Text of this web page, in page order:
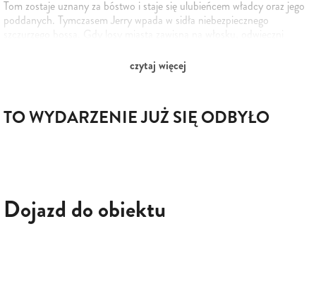
Tom zostaje uznany za bóstwo i staje się ulubieńcem władcy oraz jego
poddanych. Tymczasem Jerry wpada w sidła niebezpiecznego
czytaj więcej
TO WYDARZENIE JUŻ SIĘ ODBYŁO
Dojazd do obiektu